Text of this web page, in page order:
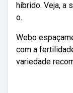
híbrido. Veja, a
o.
Webo
com a
variedade